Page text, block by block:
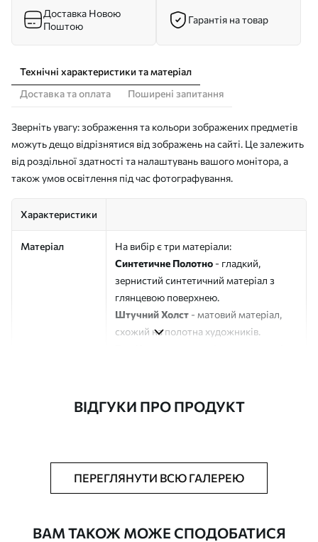
Доставка Новою
Поштою
Гарантія на товар
Технічні характеристики та матеріал
Доставка та оплата
Поширені запитання
Зверніть увагу: зображення та кольори зображених предметів
можуть дещо відрізнятися від зображень на сайті. Це залежить
від роздільної здатності та налаштувань вашого монітора, а
також умов освітлення під час фотографування.
Характеристики
Матеріал
На вибір є три матеріали:
Синтетичне Полотно - гладкий,
зернистий синтетичний матеріал з
глянцевою поверхнею.
Штучний Холст - матовий матеріал,
схожий на полотна художників.
Додатково Можна додати лакове покриття.
ВІДГУКИ ПРО ПРОДУКТ
ПЕРЕГЛЯНУТИ ВСЮ ГАЛЕРЕЮ
ВАМ ТАКОЖ МОЖЕ СПОДОБАТИСЯ